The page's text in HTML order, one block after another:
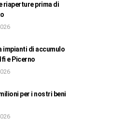
riaperture prima di
impianti di accumulo
e Picerno
per i nostri beni